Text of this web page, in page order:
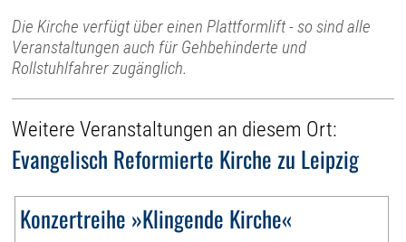
Die Kirche verfügt über einen Plattformlift - so sind alle
Veranstaltungen auch für Gehbehinderte und
Rollstuhlfahrer zugänglich.
Weitere Veranstaltungen an diesem Ort:
Evangelisch Reformierte Kirche zu Leipzig
Konzertreihe »Klingende Kirche«